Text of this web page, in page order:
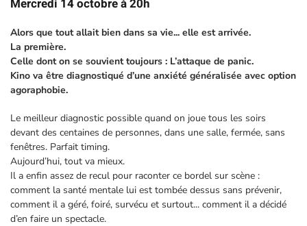
Mercredi 14 octobre à 20h
Alors que tout allait bien dans sa vie... elle est arrivée.
La première.
Celle dont on se souvient toujours : L’attaque de panic.
Kino va être diagnostiqué d’une anxiété généralisée avec option
agoraphobie.
Le meilleur diagnostic possible quand on joue tous les soirs
devant des centaines de personnes, dans une salle, fermée, sans
fenêtres. Parfait timing.
Aujourd’hui, tout va mieux.
Il a enfin assez de recul pour raconter ce bordel sur scène :
comment la santé mentale lui est tombée dessus sans prévenir,
comment il a géré, foiré, survécu et surtout... comment il a décidé
d’en faire un spectacle.